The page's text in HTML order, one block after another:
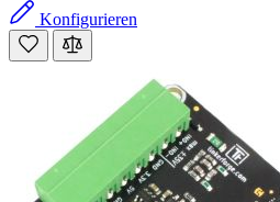
Konfigurieren